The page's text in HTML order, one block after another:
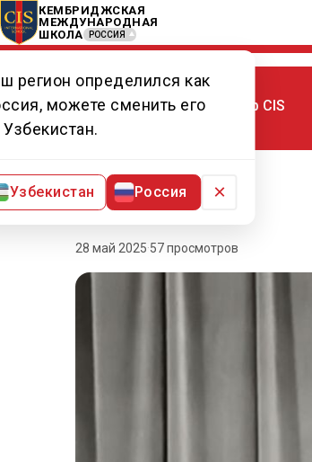
КЕМБРИДЖСКАЯ
МЕЖДУНАРОДНАЯ
ШКОЛА
РОССИЯ
регион определился как
можете сменить его
Узбекистан.
Узбекистан Россия ×
Мир CIS
Главная
28 май 2025·57 просмотров